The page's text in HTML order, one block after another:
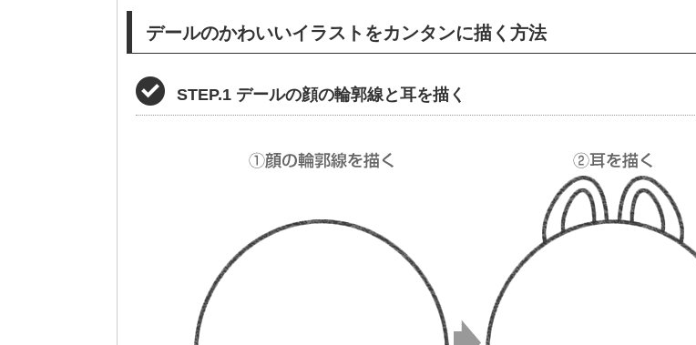
デールのかわいいイラストをカンタンに描く方法
STEP.1 デールの顔の輪郭線と耳を描く